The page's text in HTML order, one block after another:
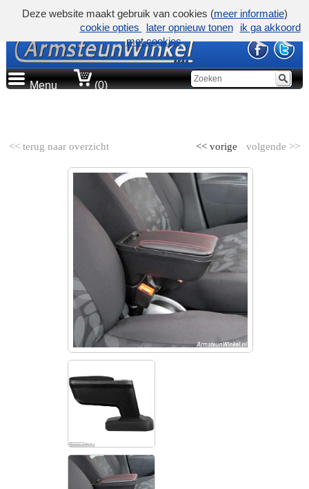
Menu (0)
<< terug naar overzicht volgende >>
<< vorige
Deze website maakt gebruik van cookies (meer informatie)
cookie opties
later opnieuw tonen
ik ga akkoord
met cookies